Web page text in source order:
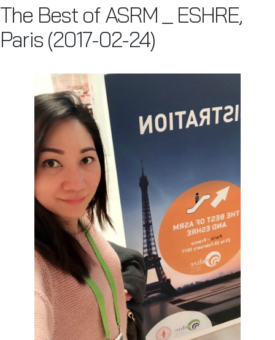
The Best of ASRM _ ESHRE,
Paris (2017-02-24)